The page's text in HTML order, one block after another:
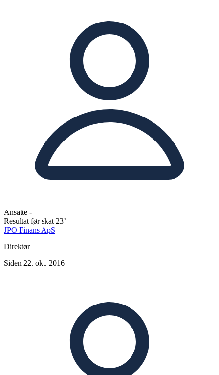
Ansatte -
Resultat før skat 23’
JPO Finans ApS
Direktør
Siden 22. okt. 2016